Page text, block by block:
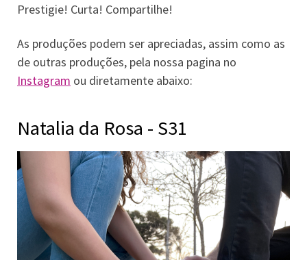
Prestigie! Curta! Compartilhe!
As produções podem ser apreciadas, assim como as
de outras produções, pela nossa pagina no
Instagram ou diretamente abaixo:
Natalia da Rosa - S31